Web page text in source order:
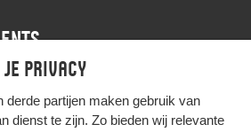
je privacy
derde partijen maken gebruik van
dienst te zijn. Zo bieden wij relevante